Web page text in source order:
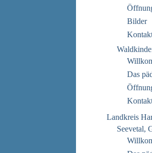
Bilder
Das
Landkreis
Seevetal,